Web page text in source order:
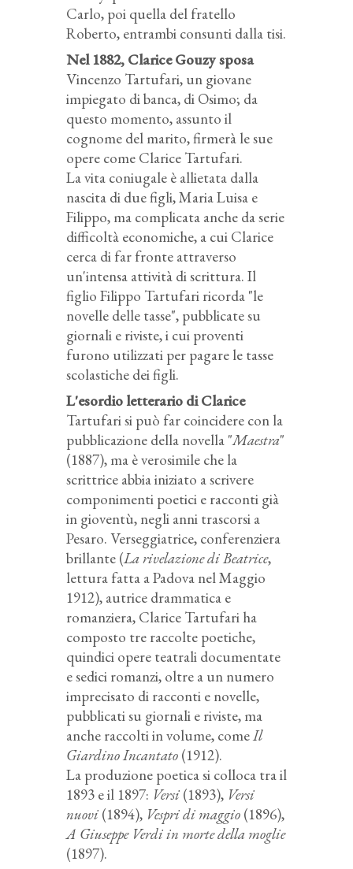
Carlo, poi quella del fratello
Roberto, entrambi consunti dalla tisi.
Nel 1882, Clarice Gouzy sposa
Vincenzo Tartufari, un giovane
impiegato di banca, di Osimo; da
questo momento, assunto il
cognome del marito, firmerà le sue
opere come Clarice Tartufari.
La vita coniugale è allietata dalla
nascita di due figli, Maria Luisa e
Filippo, ma complicata anche da serie
difficoltà economiche, a cui Clarice
cerca di far fronte attraverso
un'intensa attività di scrittura. Il
figlio Filippo Tartufari ricorda "le
novelle delle tasse", pubblicate su
giornali e riviste, i cui proventi
furono utilizzati per pagare le tasse
scolastiche dei figli.
L'esordio letterario di Clarice
Tartufari si può far coincidere con la
pubblicazione della novella "Maestra"
(1887), ma è verosimile che la
scrittrice abbia iniziato a scrivere
componimenti poetici e racconti già
in gioventù, negli anni trascorsi a
Pesaro. Verseggiatrice, conferenziera
brillante (La rivelazione di Beatrice,
lettura fatta a Padova nel Maggio
1912), autrice drammatica e
romanziera, Clarice Tartufari ha
composto tre raccolte poetiche,
quindici opere teatrali documentate
e sedici romanzi, oltre a un numero
imprecisato di racconti e novelle,
pubblicati su giornali e riviste, ma
anche raccolti in volume, comeIl
Giardino Incantato (1912).
La produzione poetica si colloca tra il
1893 e il 1897: Versi (1893), Versi
nuovi (1894), Vespri di maggio (1896),
A Giuseppe Verdi in morte della moglie
(1897).